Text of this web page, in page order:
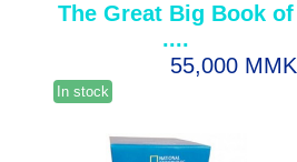
The Great Big Book of
....
55,000 MMK
In stock